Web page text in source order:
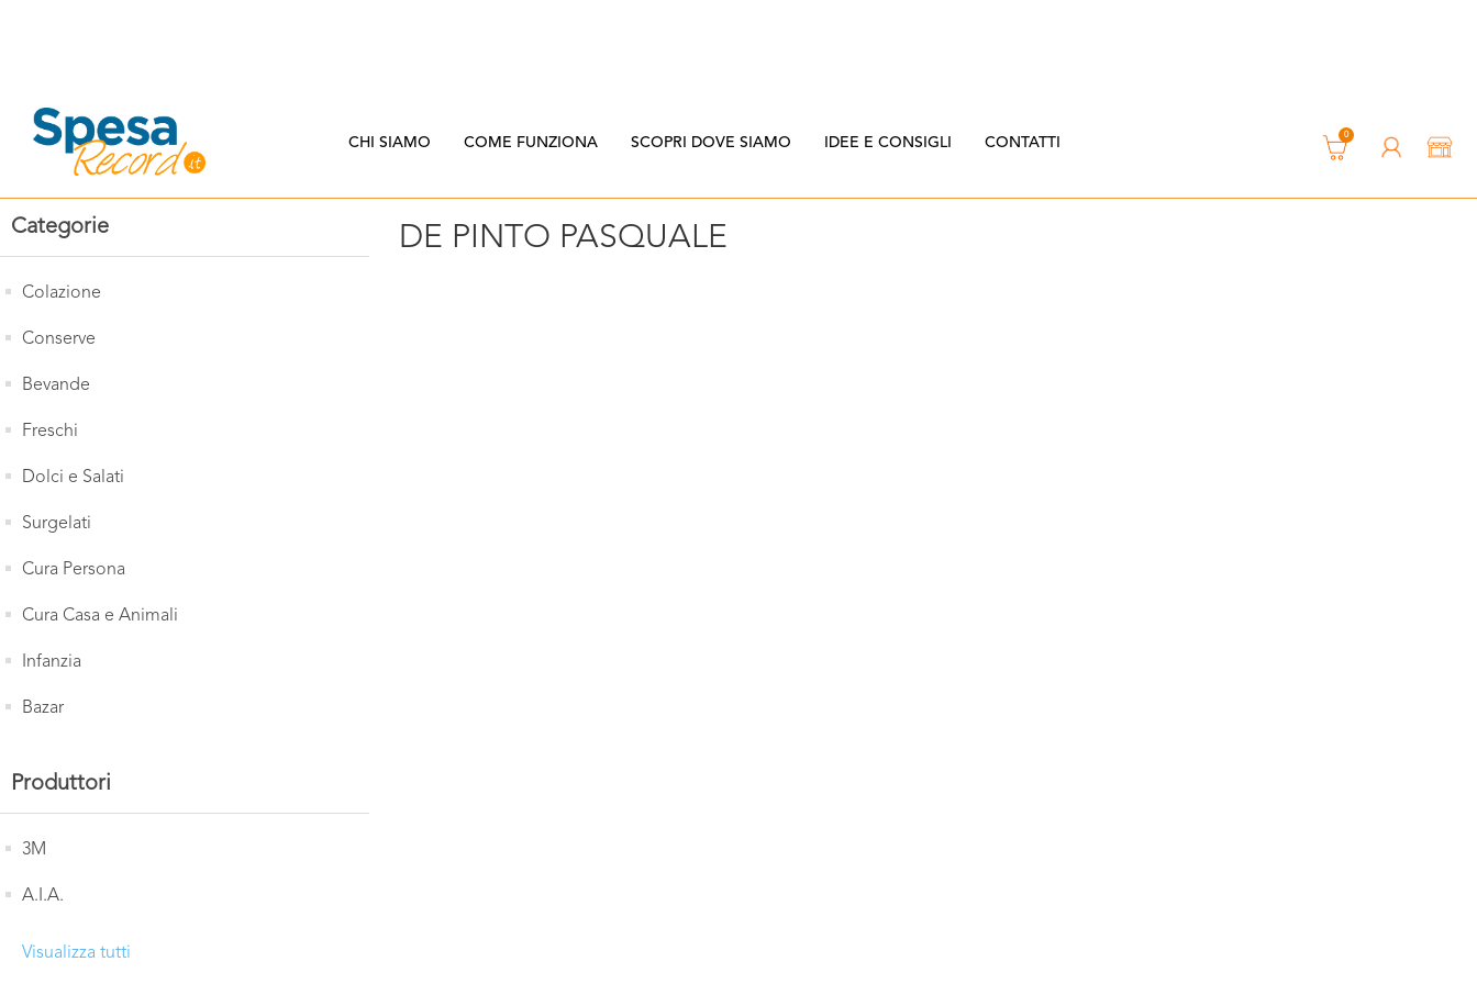
CHI SIAMO COME FUNZIONA SCOPRI DOVE SIAMO IDEE E CONSIGLI CONTATTI 0
Categorie
Colazione
Conserve
Bevande
Freschi
Dolci e Salati
Surgelati
Cura Persona
Cura Casa e Animali
Infanzia
Bazar
Produttori
3M
A.I.A.
Visualizza tutti
DE PINTO PASQUALE